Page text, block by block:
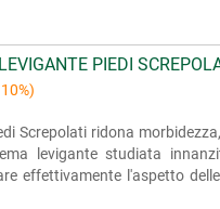
PIEDI
Screpolati ridona
levigante studiata
effettivamente l'aspetto